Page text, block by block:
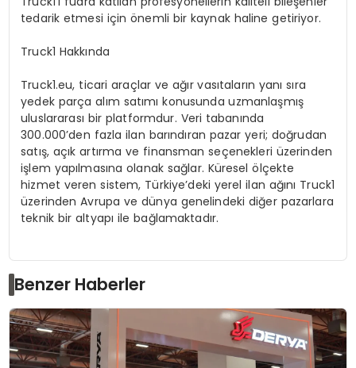
tedarik etmesi içinönemli bir kaynak haline getiriyor.
Truck1 Hakkında
Truck1.eu, ticari araçlar ve ağır vasıtaların yanısıra
yedek parça alım satımıkonusunda uzmanlaşmış
uluslararası bir platformdur. Veri tabanında
300.000’den fazla ilan barındıran pazar yeri; doğrudan
satış, açık artırma ve finansman seçenekleri üzerinden
işlem yapılmasına olanak sağlar. Küreselölçekte
hizmet veren sistem, Türkiye’deki yerel ilan ağını Truck1
üzerinden Avrupa ve dünya genelindeki diğer pazarlara
teknik bir altyapı ile bağlamaktadır.
Benzer Haberler